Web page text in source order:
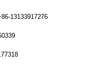
13133917276